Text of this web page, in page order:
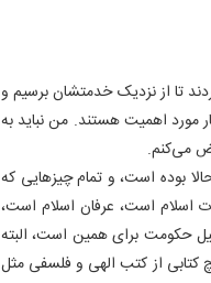
تا از نزدیک خدمتشان برسیم و
اهمیت هستند. من نباید به
می‌کنم.
بوده است، و تمام چیزهایی که
اسلام است، عرفان اسلام است،
حکومت برای همین است، البته
از کتب الهی و فلسفی مثل